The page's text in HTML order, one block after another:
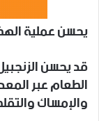
يحسن عملية
قد يحسن
الطعام عبر
والإمساك